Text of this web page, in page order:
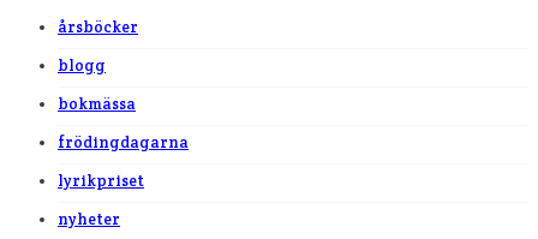
årsböcker
blogg
bokmässa
frödingdagarna
lyrikpriset
nyheter